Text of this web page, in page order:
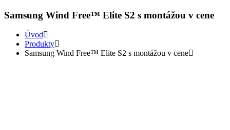
Samsung Wind Free™ Elite S2 s montážou v cene
Úvod
Produkty
Samsung Wind Free™ Elite S2 s montážou v cene